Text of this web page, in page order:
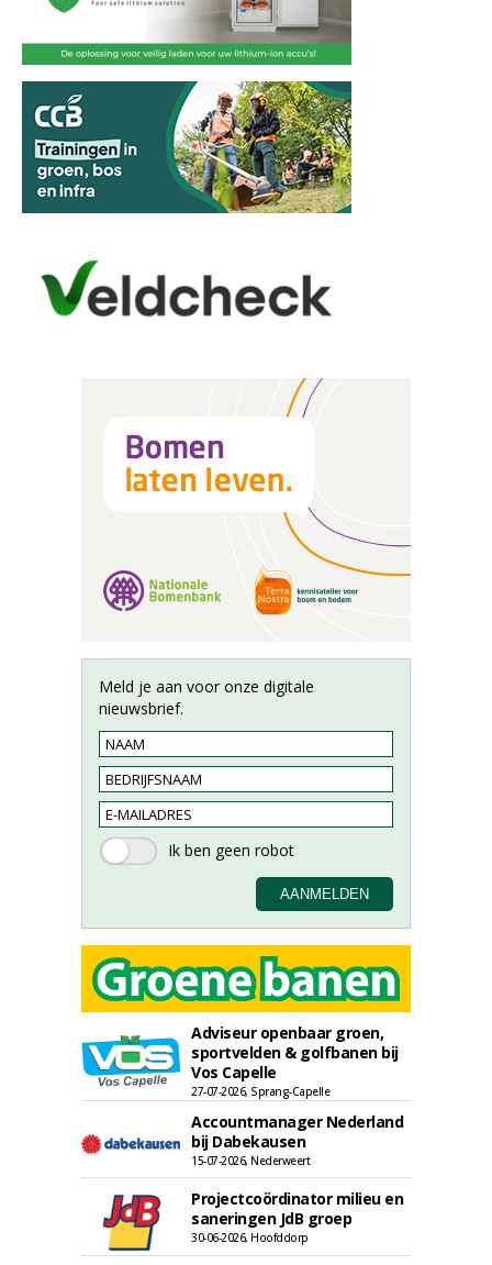
Meld je aan voor onze digitale
nieuwsbrief.
Adviseur openbaar groen,
sportvelden & golfbanen bij
Vos Capelle
27-07-2026, Sprang-Capelle
Accountmanager Nederland
bij Dabekausen
15-07-2026, Nederweert
Projectcoördinator milieu en
saneringen JdB groep
30-06-2026, Hoofddorp